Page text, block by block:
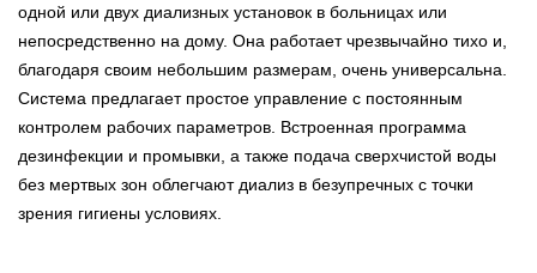
одной или двух диализных установок в больницах или
непосредственно на дому. Она работает чрезвычайно тихо и,
благодаря своим небольшим размерам, очень универсальна.
Система предлагает простое управление с постоянным
контролем рабочих параметров. Встроенная программа
дезинфекции и промывки, а также подача сверхчистой воды
без мертвых зон облегчают диализ в безупречных с точки
зрения гигиены условиях.